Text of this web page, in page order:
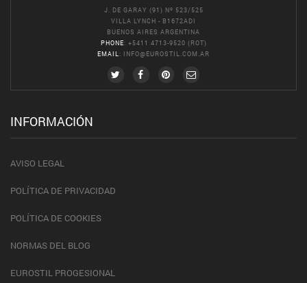
J. DE GARAY (91) Nº 523/525
VILLA LYNCH - B1672ADI
BUENOS AIRES ARGENTINA
PHONE: +5411 4713-9520 (ROT)
EMAIL : INFO@EUROSTIL.COM.AR
INFORMACIÓN
AVISO LEGAL
POLÍTICA DE PRIVACIDAD
POLÍTICA DE COOKIES
NORMAS DEL BLOG
EUROSTIL PROGESIONAL